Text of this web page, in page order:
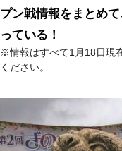
プン戦情報をまとめ
っている！
※情報はすべて1月18日現
ください。